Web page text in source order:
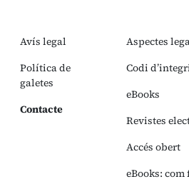
Avís legal
Política de
galetes
Contacte
Aspectes
Codi
eBooks
Revistes
Accés obert
eBooks: